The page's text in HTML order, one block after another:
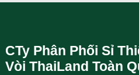
CTy Phân Phối Sỉ
Vòi ThaiLand Toàn